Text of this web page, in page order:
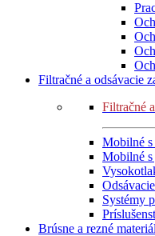
Filtračné a odsávacie
Filtračné
Mobilné
Mobilné
Systémy
Brúsne a rezné